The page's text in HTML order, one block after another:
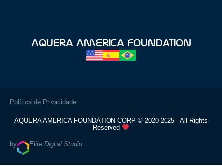
Aquera America Foundation
Política de Privacidade
AQUERA AMERICA FOUNDATION CORP © 2020-2025 - All Rights
Reserved
by Elite Digital Studio